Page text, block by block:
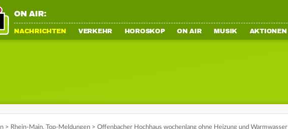
ON AIR:
NACHRICHTEN VERKEHR HOROSKOP ON AIR MUSIK AKTIONEN
> Rhein-Main, Top-Meldungen > Offenbacher Hochhaus wochenlang ohne Heizung und Warmwasser